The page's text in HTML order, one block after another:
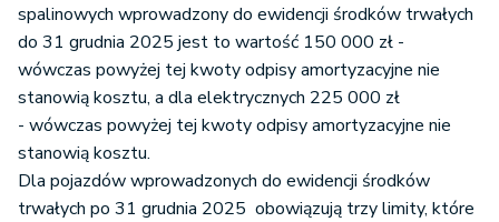
spalinowych wprowadzony do ewidencji środków trwałych
do 31 grudnia 2025 jest to wartość 150 000 zł -
wówczas powyżej tej kwoty odpisy amortyzacyjne nie
stanowią kosztu, a dla elektrycznych 225 000 zł
- wówczas powyżej tej kwoty odpisy amortyzacyjne nie
stanowią kosztu.
Dla pojazdów wprowadzonych do ewidencji środków
trwałych po 31 grudnia 2025 obowiązują trzy limity, które